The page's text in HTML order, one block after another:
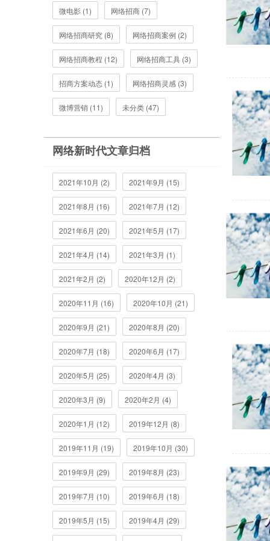
微电影 (1) 网络招商 (7)
网络招商研究 (8) 网络招商案例 (2)
网络招商教程 (12) 网络招商工具 (3)
招商方案动态 (1) 网络招商灵感 (3)
微博营销 (11) 未分类 (47)
网络新时代文章归档
2021年10月 (2) 2021年9月 (15)
2021年8月 (16) 2021年7月 (12)
2021年6月 (20) 2021年5月 (17)
2021年4月 (14) 2021年3月 (1)
2021年2月 (2) 2020年12月 (2)
2020年11月 (16) 2020年10月 (21)
2020年9月 (21) 2020年8月 (20)
2020年7月 (18) 2020年6月 (17)
2020年5月 (25) 2020年4月 (3)
2020年3月 (9) 2020年2月 (4)
2020年1月 (12) 2019年12月 (8)
2019年11月 (19) 2019年10月 (30)
2019年9月 (29) 2019年8月 (23)
2019年7月 (10) 2019年6月 (18)
2019年5月 (15) 2019年4月 (29)